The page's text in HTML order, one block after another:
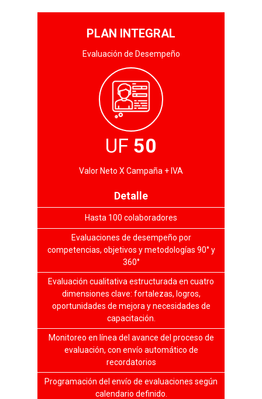
PLAN INTEGRAL
Evaluación de Desempeño
UF 50
Valor Neto X Campaña + IVA
Detalle
Hasta 100 colaboradores
Evaluaciones de desempeño por
competencias, objetivos y metodologías 90° y
360°
Evaluación cualitativa estructurada en cuatro
dimensiones clave: fortalezas, logros,
oportunidades de mejora y necesidades de
capacitación.
Monitoreo en línea del avance del proceso de
evaluación, con envío automático de
recordatorios
Programación del envío de evaluaciones según
calendario definido.